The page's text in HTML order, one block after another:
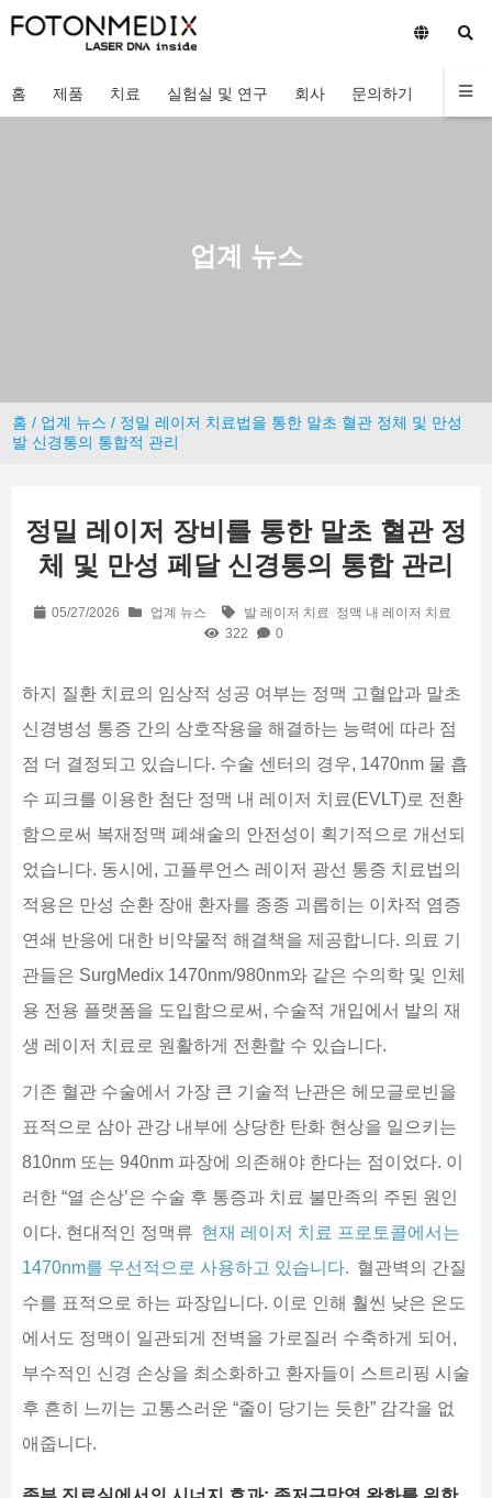
홈 제품 치료 실험실 및 연구 회사 문의하기
업계 뉴스
홈 / 업계 뉴스 / 정밀 레이저 치료법을 통한 말초 혈관 정체 및 만성
발 신경통의 통합적 관리
정밀 레이저 장비를 통한 말초 혈관 정
체 및 만성 페달 신경통의 통합 관리
05/27/2026 업계 뉴스 발 레이저 치료 정맥 내 레이저 치료
322
0
하지 질환 치료의 임상적 성공 여부는 정맥 고혈압과 말초
신경병성 통증 간의 상호작용을 해결하는 능력에 따라 점
점 더 결정되고 있습니다. 수술 센터의 경우, 1470nm 물 흡
수 피크를 이용한 첨단 정맥 내 레이저 치료(EVLT)로 전환
함으로써 복재정맥 폐쇄술의 안전성이 획기적으로 개선되
었습니다. 동시에, 고플루언스 레이저 광선 통증 치료법의
적용은 만성 순환 장애 환자를 종종 괴롭히는 이차적 염증
연쇄 반응에 대한 비약물적 해결책을 제공합니다. 의료 기
관들은 SurgMedix 1470nm/980nm와 같은 수의학 및 인체
용 전용 플랫폼을 도입함으로써, 수술적 개입에서 발의 재
생 레이저 치료로 원활하게 전환할 수 있습니다.
기존 혈관 수술에서 가장 큰 기술적 난관은 헤모글로빈을
표적으로 삼아 관강 내부에 상당한 탄화 현상을 일으키는
810nm 또는 940nm 파장에 의존해야 한다는 점이었다. 이
러한 “열 손상’은 수술 후 통증과 치료 불만족의 주된 원인
이다. 현대적인 정맥류 현재 레이저 치료 프로토콜에서는
1470nm를 우선적으로 사용하고 있습니다. 혈관벽의 간질
수를 표적으로 하는 파장입니다. 이로 인해 훨씬 낮은 온도
에서도 정맥이 일관되게 전벽을 가로질러 수축하게 되어,
부수적인 신경 손상을 최소화하고 환자들이 스트리핑 시술
후 흔히 느끼는 고통스러운 “줄이 당기는 듯한” 감각을 없
애줍니다.